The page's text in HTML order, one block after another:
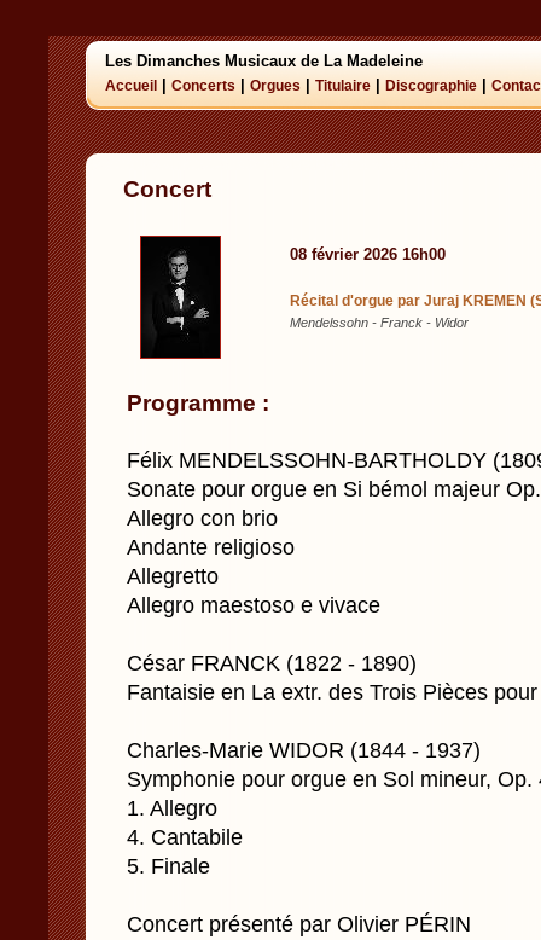
Les Dimanches Musicaux de La Madeleine
Accueil Concerts Orgues Titulaire Discographie
Concert
08 février 2026 16h00
Récital d'orgue par Juraj KREMEN
Mendelssohn - Franck - Widor
Programme :
Félix MENDELSSOHN-BARTHOLDY
Sonate pour orgue en Si bémol majeur
Allegro con brio
Andante religioso
Allegretto
Allegro maestoso e vivace
César FRANCK (1822 - 1890)
Fantaisie en La extr. des Trois Pièces
Charles-Marie WIDOR (1844 - 1937)
Symphonie pour orgue en Sol mineur, Op.
1. Allegro
4. Cantabile
5. Finale
Concert présenté par Olivier PÉRIN